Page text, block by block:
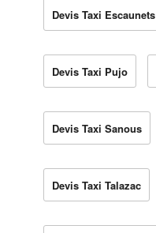
Devis Taxi Escaunets
Devis Taxi Pujo
Devis Taxi Sanous
Devis Taxi Talazac